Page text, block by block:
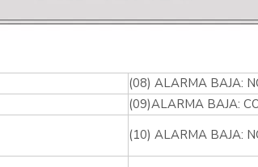
(08) ALARMA BAJA:
(09)ALARMA BAJA:
(10) ALARMA BAJA: